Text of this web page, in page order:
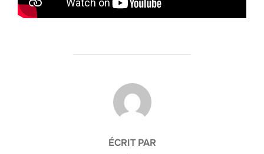
AUTEUR DE LA PUBLICATION
ÉCRIT PAR